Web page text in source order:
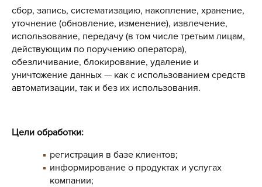
сбор, запись, систематизацию, накопление, хранение,
уточнение (обновление, изменение), извлечение,
использование, передачу (в том числе третьим лицам,
действующим по поручению оператора),
обезличивание, блокирование, удаление и
уничтожение данных — как с использованием средств
автоматизации, так и без их использования.
Цели обработки:
регистрация в базе клиентов;
информирование о продуктах и услугах
компании;